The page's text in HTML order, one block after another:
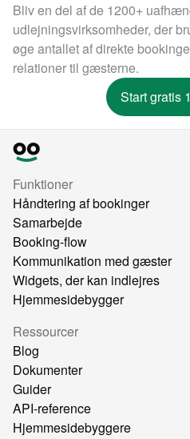
Bliv en del af de 1200+
udlejningsvirksomheder, der
øge antallet af direkte
relationer til gæsterne.
Start gratis
Funktioner
Håndtering af bookinger
Samarbejde
Booking-flow
Kommunikation med gæster
Widgets, der kan indlejres
Hjemmesidebygger
Ressourcer
Blog
Dokumenter
Guider
API-reference
Hjemmesidebyggere